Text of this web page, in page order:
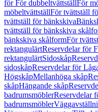
för För dubbeltvättställFör
möbeltvättställFör tvättställ
tvättställ för bänkskiva
tvättställ för bänkskiva
bänkskiva skålformFör
rektangulärtReservdelar för
rektangulärtSidoskåp
sidoskåpReservdelar för
HögskåpMellanhöga skåp
skåpHängande skåp
badrumsmöblerReservdelar
badrumsmöbler